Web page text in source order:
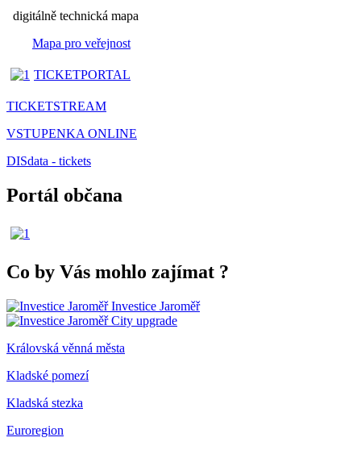
digitálně technická mapa
Mapa pro veřejnost
TICKETPORTAL
TICKETSTREAM
VSTUPENKA ONLINE
DISdata - tickets
Portál občana
Co by Vás mohlo zajímat ?
Investice Jaroměř
City upgrade
Královská věnná města
Kladské pomezí
Kladská stezka
Euroregion